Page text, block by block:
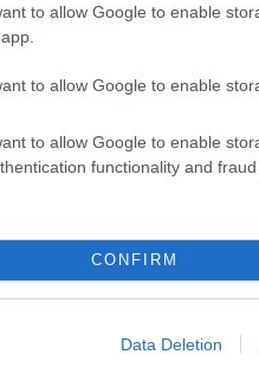
to allow Google to enable
to allow Google to enable
to allow Google to enable
functionality and
CONFIRM
Data Deletion
menekülős
között legyen a Google-